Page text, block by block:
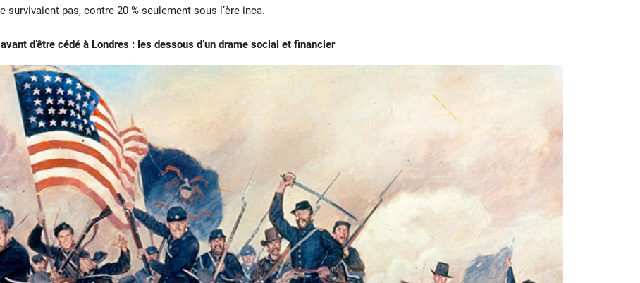
pas, contre 20 % seulement sous l’ère inca.
d’être cédé à Londres : les dessous d’un drame social et financier